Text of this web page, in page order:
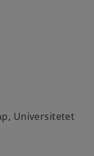
Universitetet